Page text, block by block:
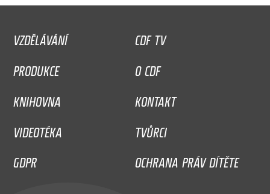
VZDĚLÁVÁNÍ
CDF TV
PRODUKCE
O CDF
KNIHOVNA
KONTAKT
VIDEOTÉKA
TVŮRCI
GDPR
OCHRANA PRÁV DÍTĚTE